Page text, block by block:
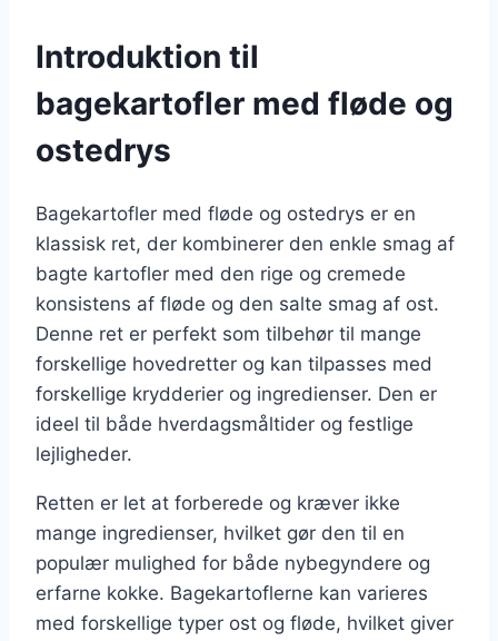
Introduktion til
bagekartofler med fløde og
ostedrys
Bagekartofler med fløde og ostedrys er en
klassisk ret, der kombinerer den enkle smag af
bagte kartofler med den rige og cremede
konsistens af fløde og den salte smag af ost.
Denne ret er perfekt som tilbehør til mange
forskellige hovedretter og kan tilpasses med
forskellige krydderier og ingredienser. Den er
ideel til både hverdagsmåltider og festlige
lejligheder.
Retten er let at forberede og kræver ikke
mange ingredienser, hvilket gør den til en
populær mulighed for både nybegyndere og
erfarne kokke. Bagekartoflerne kan varieres
med forskellige typer ost og fløde, hvilket giver